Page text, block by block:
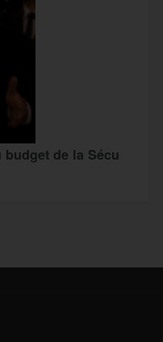
budget de la Sécu